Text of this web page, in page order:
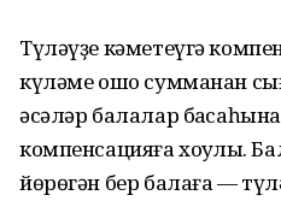
Түләүҙе кәметеүгә
күләме ошо сумманан
әсәләр балалар
компенсацияға хоҡуҡлы.
йөрөгән бер балаға —